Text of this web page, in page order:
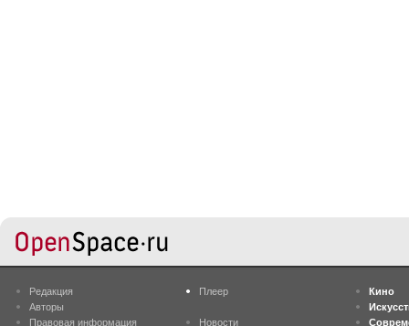
Редакция
Авторы
Правовая информация
Плеер
Новости
Кино